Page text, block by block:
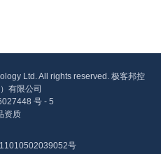
Ltd. All rights reserved. 极客邦控
有限公司
号 - 5
资质
号